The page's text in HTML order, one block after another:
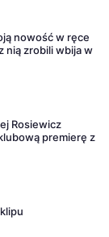
nowość w ręce
nią zrobili wbija w
Rosiewicz
premierę z